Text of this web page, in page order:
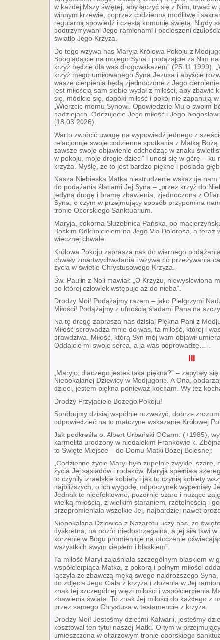
w każdej Mszy świętej, aby łączyć się z Nim, trwać
winnym krzewie, poprzez codzienną modlitwę i
regularną spowiedź i częstą komunię świętą. Nigdy
podtrzymywani Jego ramionami i pocieszeni
światło Jego Krzyża.
Do tego wzywa nas Maryja Królowa Pokoju z
Spoglądajcie na mojego Syna i podążajcie za Nim
krzyż będzie dla was drogowskazem” (25.11.1999).
krzyż mego umiłowanego Syna Jezusa i abyście
wasze cierpienia będą zjednoczone z Jego
jest miłością sam siebie wydał z miłości, aby
się, módlcie się, dopóki miłość i pokój nie zapanują
„Wierzcie memu Synowi. Opowiedzcie Mu o swoim
nadziejach. Odczujecie Jego miłość i Jego
(18.03.2026).
Warto zwrócić uwagę na wypowiedź jednego z
relacjonuje swoje codzienne spotkania z Matką
zawsze swoje objawienie odchodząc w znaku
w pokoju, moje drogie dzieci” i unosi się w górę – ku
krzyża. Myślę, że to jest bardzo piękne i posiada
Nasza Niebieska Matka niestrudzenie wskazuje
do podążania śladami Jej Syna – „przez krzyż do
jedyną drogę i bramę zbawienia, zjednoczona z
Syna, o czym w przejmujący sposób przypomina
tronie Oborskiego Sanktuarium.
Maryja, pokorna Służebnica Pańska, po
Boskim Odkupicielem na Jego Via Dolorosa, a teraz
wiecznej chwale.
Królowa Pokoju zaprasza nas do wiernego
chwały zmartwychwstania i wzywa do przeżywania
życia w świetle Chrystusowego Krzyża.
Św. Paulin z Noli mawiał: „O Krzyżu, niewysłowiona
po której człowiek wstępuje aż do nieba”.
Drodzy Moi! Podążajmy razem – jako Pielgrzymi
Miłości! Podążajmy z ufnością śladami Pana na
Na tę drogę zaprasza nas dzisiaj Piękna Pani z
Miłość sprowadza mnie do was, ta miłość, której i
prawdziwa. Miłość, którą Syn mój wam objawił
Oddajcie mi swoje serca, a ja was poprowadzę…”.
III
„Maryjo, dlaczego jesteś taka piękna?” – zapytały
Niepokalanej Dziewicy w Medjugorie. A Ona,
dzieci, jestem piękna ponieważ kocham. Wy też
Drodzy Przyjaciele Bożego Pokoju!
Spróbujmy dzisiaj wspólnie rozważyć, dobrze
odpowiedzieć na to matczyne wskazanie Królowej
Jak podkreśla o. Albert Urbański OCarm. (+1985),
karmelita urodzony w niedalekim Frankowie k.
to Święte Miejsce – do Domu Matki Bożej Bolesnej:
„Codzienne życie Maryi było zupełnie zwykłe,
życia Jej sąsiadów i rodaków. Maryja spełniała
to czyniły izraelskie kobiety i jak to czynią kobiety
najbliższych, o ich wygodę, odpoczynek wypełniały
Jednak te nieefektowne, pozornie szare i nużące
wielką miłością, z wielkim staraniem, rzetelnością i
przepromieniała wszelkie Jej, najbardziej nawet
Niepokalana Dziewica z Nazaretu uczy nas, że
dyskretna, na pozór niedostrzegalna, a jej siła tkwi w
korzenie w Bogu promieniuje na otoczenie
wszystkich swym ciepłem i blaskiem”.
Ta miłość Maryi zajaśniała szczególnym blaskiem w
współcierpiąca Matka, z pokorą i pełnym miłości
łączyła ze zbawczą męką swego najdroższego
do zdjęcia Jego Ciała z krzyża i złożenia w Jej
znak tej szczególnej więzi miłości i współcierpienia
zbawienia świata. To znak Jej miłości do każdego z
przez samego Chrystusa w testamencie z krzyża.
Drodzy Moi! Jesteśmy dziećmi Kalwarii, jesteśmy
kosztował ten tytuł naszej Matki. O tym w
umieszczona w ołtarzowym tronie oborskiego